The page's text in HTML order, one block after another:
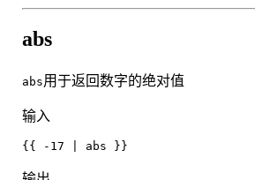
abs
abs用于返回数字的绝对值
输入
{{ -17 | abs }}